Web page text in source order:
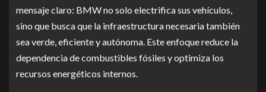
mensaje claro: BMW no solo electrifica sus vehículos,
sino que busca que la infraestructura necesaria también
sea verde, eficiente y autónoma. Este enfoque reduce la
dependencia de combustibles fósiles y optimiza los
recursos energéticos internos.